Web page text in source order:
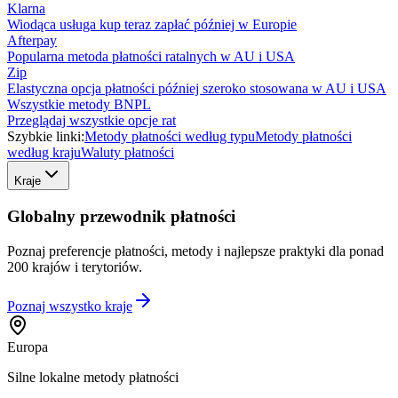
Klarna
Wiodąca usługa kup teraz zapłać później w Europie
Afterpay
Popularna metoda płatności ratalnych w AU i USA
Zip
Elastyczna opcja płatności później szeroko stosowana w AU i USA
Wszystkie metody BNPL
Przeglądaj wszystkie opcje rat
Szybkie linki:Metody płatności według typuMetody płatności
według krajuWaluty płatności
Kraje
Globalny przewodnik płatności
Poznaj preferencje płatności, metody i najlepsze praktyki dla ponad
200 krajów i terytoriów.
Poznaj wszystko kraje
Europa
Silne lokalne metody płatności